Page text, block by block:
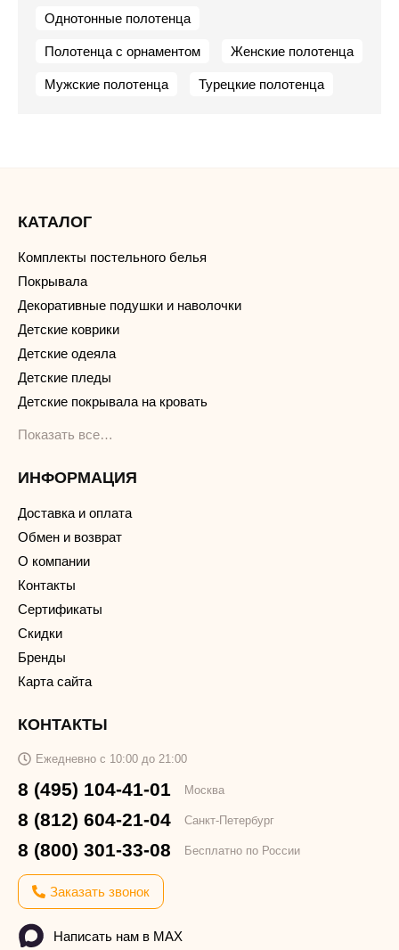
Однотонные полотенца
Полотенца с орнаментом Женские полотенца
Мужские полотенца Турецкие полотенца
КАТАЛОГ
Комплекты постельного белья
Покрывала
Декоративные подушки и наволочки
Детские коврики
Детские одеяла
Детские пледы
Детские покрывала на кровать
Показать все…
ИНФОРМАЦИЯ
Доставка и оплата
Обмен и возврат
О компании
Контакты
Сертификаты
Скидки
Бренды
Карта сайта
КОНТАКТЫ
Ежедневно с 10:00 до 21:00
8 (495) 104-41-01 Москва
8 (812) 604-21-04 Санкт-Петербург
8 (800) 301-33-08 Бесплатно по России
Заказать звонок
Написать нам в MAX